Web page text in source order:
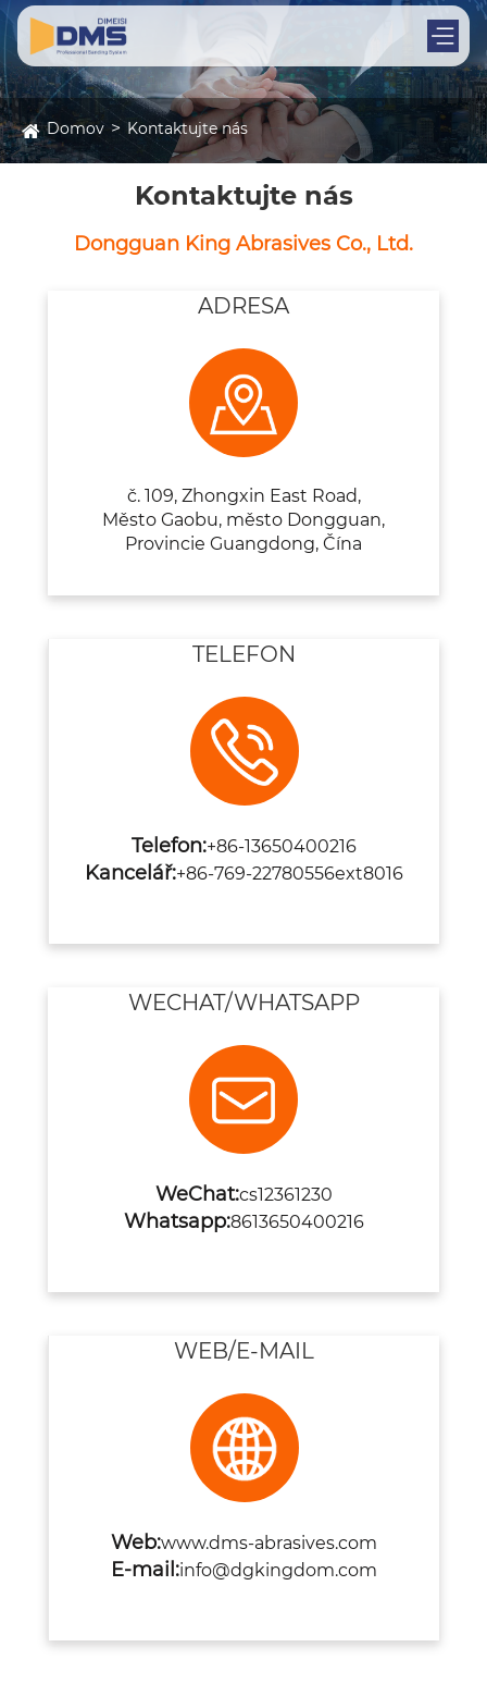
Domov Kontaktujte nás
Kontaktujte nás
Dongguan King Abrasives Co., Ltd.
ADRESA
č. 109, Zhongxin East Road,
Město Gaobu, město Dongguan,
Provincie Guangdong, Čína
TELEFON
Telefon:+86-13650400216
Kancelář:+86-769-22780556ext8016
WECHAT/WHATSAPP
WeChat:cs12361230
Whatsapp:8613650400216
WEB/E-MAIL
Web:www.dms-abrasives.com
E-mail:info@dgkingdom.com